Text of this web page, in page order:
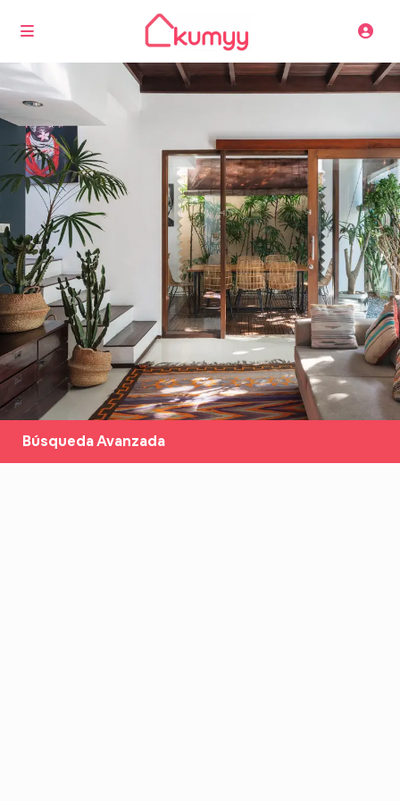
Búsqueda Avanzada